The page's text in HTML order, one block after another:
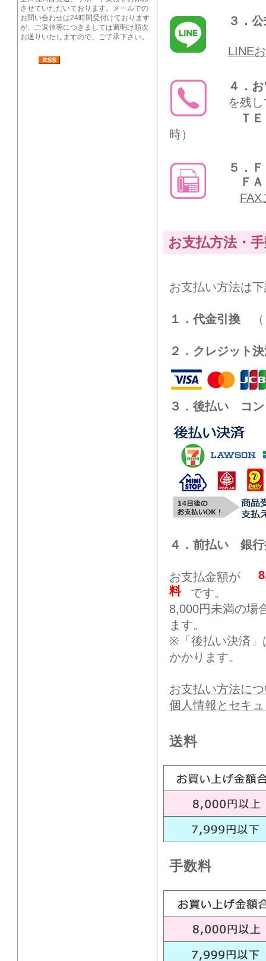
させていただいております。メールでの
お問い合わせは24時間受付けております
が、ご返信等につきましては週明け順次
お送りいたしますので、ご了承下さい。
３．
LINE
４．
を残
Ｔ
時）
５．
ＦＡ
お支払方法・
お支払い方法は
１．代金引換（
２．クレジット
３．後払い コン
４．前払い 銀行
お支払金額が
料
です。
8,000円未満の場
ます。
※「後払い決済」
かかります。
お支払い方法に
個人情報とセキ
送料
手数料